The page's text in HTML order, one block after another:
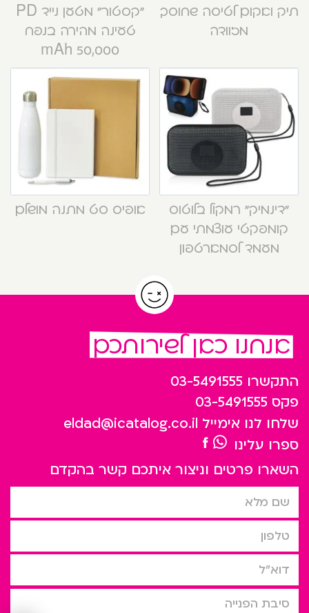
תיק ואקום לטיסה שחוסך
מזוודה
“קסטור” מטען נייד PD
טעינה מהירה בנפח
50,000 mAh
“דינמיק” רמקול בלוטוס
קומפקטי עוצמתי עם
מעמד לסמארטפון
אופיס סט מתנה מושלם
אנחנו כאן לשירותכם
התקשרו 03-5491555
פקס 03-5491555
שלחו לנו אימייל eldad@icatalog.co.il
ספרו עלינו
השארו פרטים וניצור איתכם קשר בהקדם
שם מלא
טלפון
דוא”ל
סיבת הפניה